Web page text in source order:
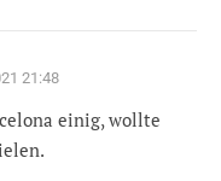
21:48
einig, wollte